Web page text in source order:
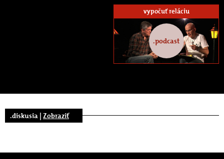
vypočuť reláciu
.podcast
.diskusia | Zobraziť